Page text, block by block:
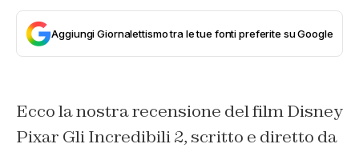
Aggiungi Giornalettismo tra le tue fonti preferite su Google
Ecco la nostra recensione del film Disney
Pixar Gli Incredibili 2, scritto e diretto da